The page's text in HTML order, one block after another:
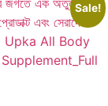
Sale!